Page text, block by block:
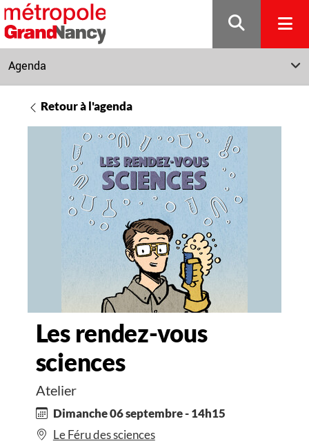
Gestion de vos préférences sur les cookies
Agenda
Retour à l'agenda
Les rendez-vous
sciences
Atelier
Dimanche 06 septembre - 14h15
Le Féru des sciences